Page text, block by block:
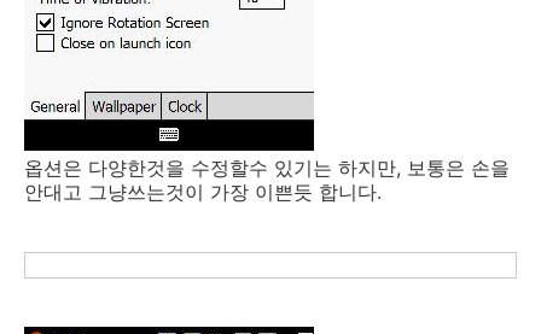
옵션은 다양한것을 수정할수 있기는 하지만, 보통은 손을
안대고 그냥쓰는것이 가장 이쁜듯 합니다.